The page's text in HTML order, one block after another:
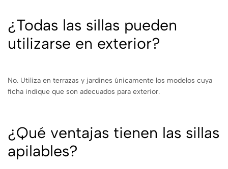
¿Todas las sillas pueden
utilizarse en exterior?
No. Utiliza en terrazas y jardines únicamente los modelos cuya
ficha indique que son adecuados para exterior.
¿Qué ventajas tienen las sillas
apilables?